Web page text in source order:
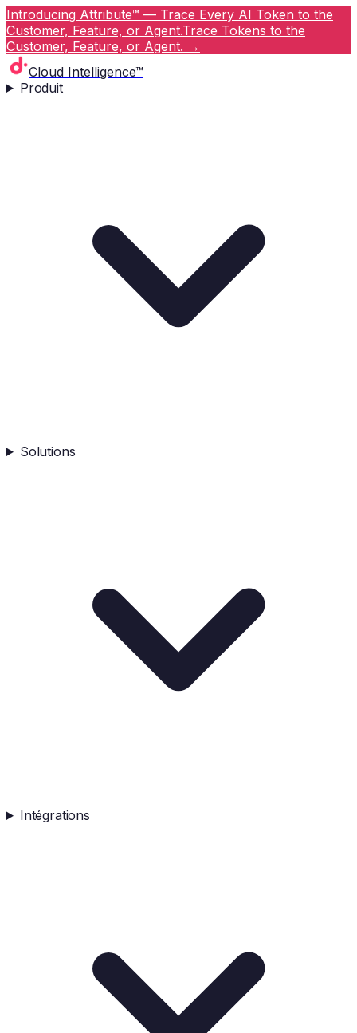
Introducing Attribute™ — Trace Every AI Token to the
Customer, Feature, or Agent.Trace Tokens to the
Customer, Feature, or Agent. →
Cloud Intelligence™
Produit
Solutions
Intégrations